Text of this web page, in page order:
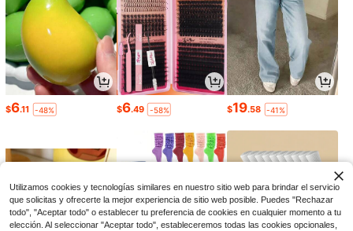
$6.11 -48% $6.49 -58% $19.58 -41%
Utilizamos cookies y tecnologías similares en nuestro sitio web para brindar el servicio
que solicitas y ofrecerte la mejor experiencia de sitio web posible. Puedes "Rechazar
todo", "Aceptar todo" o establecer tu preferencia de cookies en cualquier momento a tu
elección. Al seleccionar "Aceptar todo", estableceremos todas las cookies opcionales,